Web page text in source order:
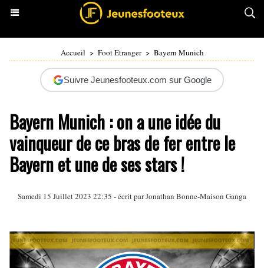
Accueil > Foot Etranger > Bayern Munich
Suivre Jeunesfooteux.com sur Google
Bayern Munich : on a une idée du
vainqueur de ce bras de fer entre le
Bayern et une de ses stars !
Samedi 15 Juillet 2023 22:35 - écrit parJonathan Bonne-Maison Ganga